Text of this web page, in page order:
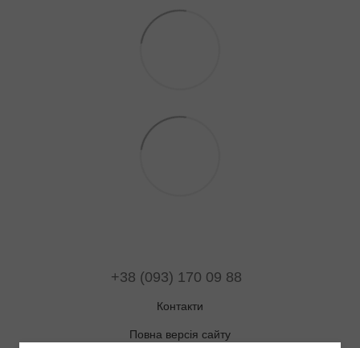
+38 (093) 170 09 88
Контакти
Повна версія сайту